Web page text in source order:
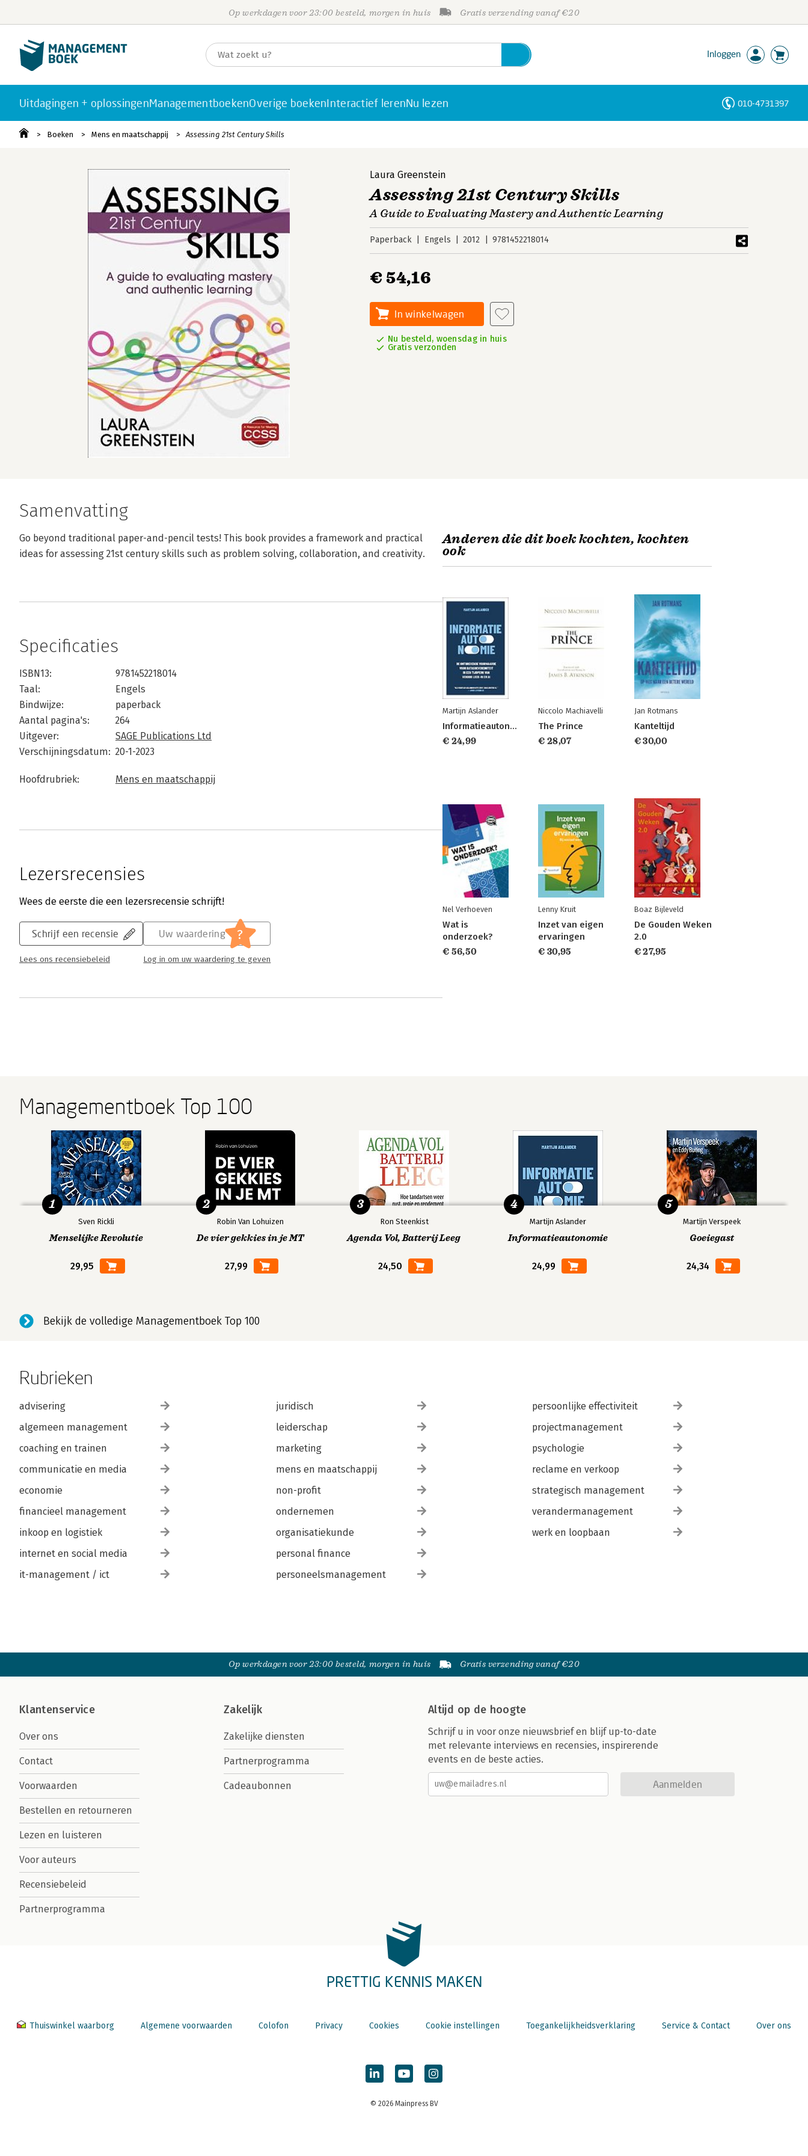
Op werkdagen voor 23:00 besteld, morgen in huis Gratis verzending vanaf €20
Inloggen
Uitdagingen + oplossingenManagementboekenOverige boekenInteractief lerenNu lezen 010-4731397
Boeken Mens en maatschappij Assessing 21st Century Skills
Laura Greenstein
Assessing 21st Century Skills
A Guide to Evaluating Mastery and Authentic Learning
Paperback Engels 2012 9781452218014
€ 54,16
In winkelwagen
Nu besteld, woensdag in huis
Gratis verzonden
Samenvatting
Go beyond traditional paper-and-pencil tests! This book provides a framework and practical
ideas for assessing 21st century skills such as problem solving, collaboration, and creativity.
Specificaties
ISBN13:
9781452218014
Taal:
Engels
Bindwijze:
paperback
Aantal pagina's:
264
Uitgever:
SAGE Publications Ltd
Verschijningsdatum: 20-1-2023
Hoofdrubriek: Mens en maatschappij
Lezersrecensies
Wees de eerste die een lezersrecensie schrijft!
Schrijf een recensie
Lees ons recensiebeleid
Uw waardering ?
Log in om uw waardering te geven
Anderen die dit boek kochten, kochten
ook
Martijn Aslander
Informatieautonomie
€ 24,99
Niccolo Machiavelli
The Prince
€ 28,07
Jan Rotmans
Kanteltijd
€ 30,00
Nel Verhoeven
Wat is
onderzoek?
€ 56,50
Lenny Kruit
Inzet van eigen
ervaringen
€ 30,95
Boaz Bijleveld
De Gouden Weken
2.0
€ 27,95
Managementboek Top 100
Sven Rickli
Menselijke Revolutie
29,95
1
Robin Van Lohuizen
De vier gekkies in je MT
27,99
2
Ron Steenkist
Agenda Vol, Batterij Leeg
24,50
3
Martijn Aslander
Informatieautonomie
24,99
4
Martijn Verspeek
Goeiegast
24,34
5
Bekijk de volledige Managementboek Top 100
Rubrieken
advisering
algemeen management
coaching en trainen
communicatie en media
economie
financieel management
inkoop en logistiek
internet en social media
it-management / ict
juridisch
leiderschap
marketing
mens en maatschappij
non-profit
ondernemen
organisatiekunde
personal finance
personeelsmanagement
persoonlijke effectiviteit
projectmanagement
psychologie
reclame en verkoop
strategisch management
verandermanagement
werk en loopbaan
Op werkdagen voor 23:00 besteld, morgen in huis Gratis verzending vanaf €20
Klantenservice
Over ons
Contact
Voorwaarden
Bestellen en retourneren
Lezen en luisteren
Voor auteurs
Recensiebeleid
Partnerprogramma
Zakelijk
Zakelijke diensten
Partnerprogramma
Cadeaubonnen
Altijd op de hoogte
Schrijf u in voor onze nieuwsbrief en blijf up-to-date
met relevante interviews en recensies, inspirerende
events en de beste acties.
Aanmelden
PRETTIG KENNIS MAKEN
Thuiswinkel waarborg Algemene voorwaarden Colofon Privacy Cookies Cookie instellingen Toegankelijkheidsverklaring Service & Contact Over ons
© 2026 Mainpress BV
Personen